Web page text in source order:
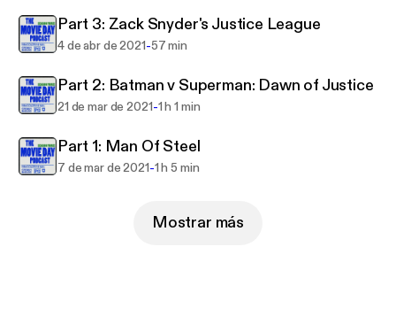
Part 3: Zack Snyder's Justice League
4 de abr de 2021-57 min
Part 2: Batman v Superman: Dawn of Justice
21 de mar de 2021-1 h 1 min
Part 1: Man Of Steel
7 de mar de 2021-1 h 5 min
Mostrar más